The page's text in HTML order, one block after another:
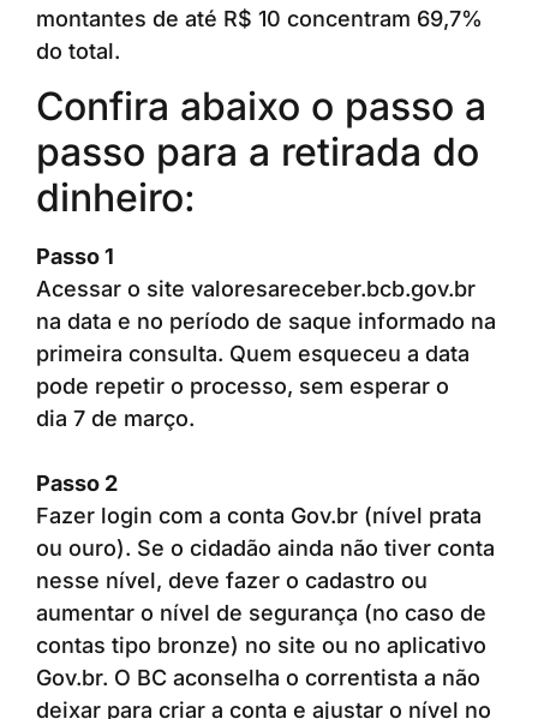
montantes de até R$ 10 concentram 69,7%
do total.
Confira abaixo o passo a
passo para a retirada do
dinheiro:
Passo 1
Acessar o site valoresareceber.bcb.gov.br
na data e no período de saque informado na
primeira consulta. Quem esqueceu a data
pode repetir o processo, sem esperar o
dia 7 de março.
Passo 2
Fazer login com a conta Gov.br (nível prata
ou ouro). Se o cidadão ainda não tiver conta
nesse nível, deve fazer o cadastro ou
aumentar o nível de segurança (no caso de
contas tipo bronze) no site ou no aplicativo
Gov.br. O BC aconselha o correntista a não
deixar para criar a conta e ajustar o nível no